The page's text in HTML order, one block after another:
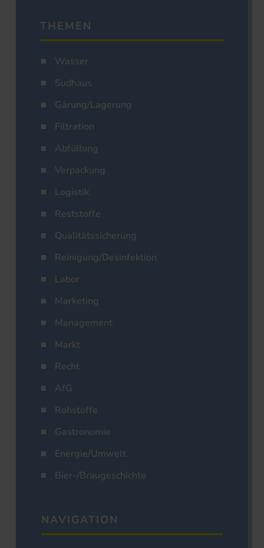
THEMEN
Wasser
Sudhaus
Gärung/Lagerung
Filtration
Abfüllung
Verpackung
Logistik
Reststoffe
Qualitätssicherung
Reinigung/Desinfektion
Labor
Marketing
Management
Markt
Recht
AfG
Rohstoffe
Gastronomie
Energie/Umwelt
Bier-/Braugeschichte
NAVIGATION